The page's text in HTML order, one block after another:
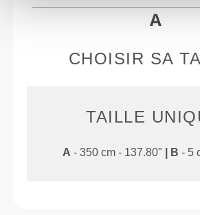
CHOISIR SA
TAILLE
A - 350 cm - 137.80" B - 5